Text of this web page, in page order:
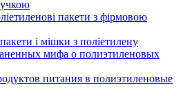
пакети з фірмовою
і мішки з поліетилену
мифа о полиэтиленовых
питания в полиэтиленовые